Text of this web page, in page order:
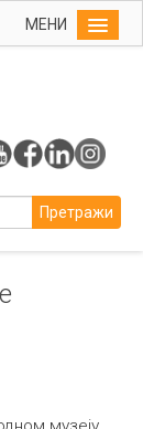
МЕНИ
Претражи